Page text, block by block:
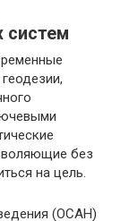
систем
без
на цель.
(ОСАН)